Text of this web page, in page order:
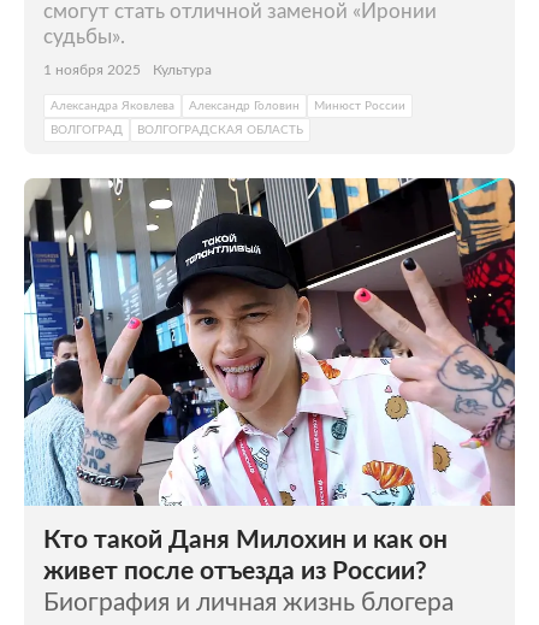
смогут стать отличной заменой «Иронии
судьбы».
1 ноября 2025 Культура
Александра Яковлева Александр Головин
Минюст России
ВОЛГОГРАД
ВОЛГОГРАДСКАЯ ОБЛАСТЬ
Кто такой Даня Милохин и как он
живет после отъезда из России?
Биография и личная жизнь блогера